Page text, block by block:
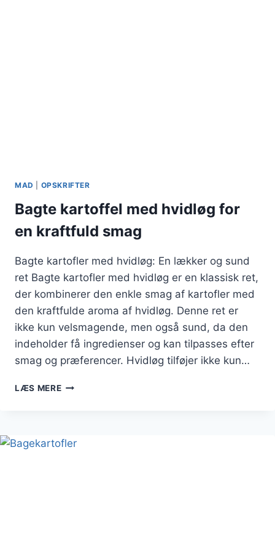
MAD OPSKRIFTER
Bagte kartoffel med hvidløg for
en kraftfuld smag
Bagte kartofler med hvidløg: En lækker og sund
ret Bagte kartofler med hvidløg er en klassisk ret,
der kombinerer den enkle smag af kartofler med
den kraftfulde aroma af hvidløg. Denne ret er
ikke kun velsmagende, men også sund, da den
indeholder få ingredienser og kan tilpasses efter
smag og præferencer. Hvidløg tilføjer ikke kun…
LÆS MEREBAGTE
FOR
EN